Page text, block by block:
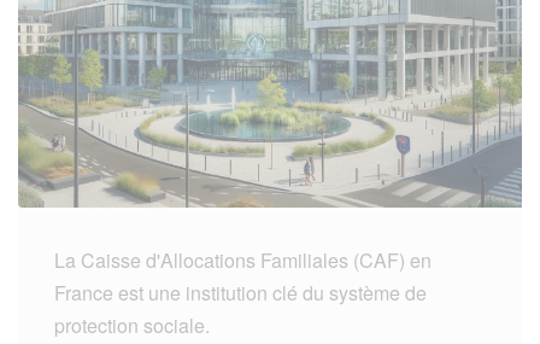
La Caisse d'Allocations Familiales (CAF) en
France est une institution clé du système de
protection sociale.